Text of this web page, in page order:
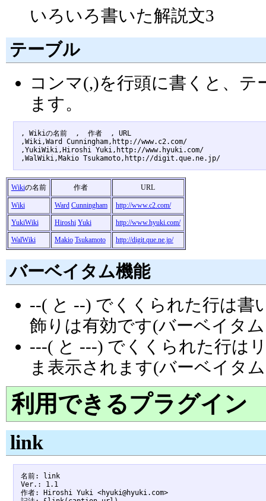
いろいろ書いた解説文3
テーブル
コンマ(,)を行頭に書くと、
ます。
, Wikiの名前  ,  作者  , URL
,Wiki,Ward Cunningham,http://www.c2.com/
,YukiWiki,Hiroshi Yuki,http://www.hyuki.com/
,WalWiki,Makio Tsukamoto,http://digit.que.ne.jp/
Wikiの名前 作者 URL
Wiki Ward Cunningham http://www.c2.com/
YukiWiki Hiroshi Yuki http://www.hyuki.com/
WalWiki Makio Tsukamoto http://digit.que.ne.jp/
バーベイタム機能
--( と --) でくくられた行は書
飾りは有効です(バーベイタ
---( と ---) でくくられた行は
ま表示されます(バーベイタ
利用できるプラグイン
link
名前: link
Ver.: 1.1
作者: Hiroshi Yuki <hyuki@hyuki.com>